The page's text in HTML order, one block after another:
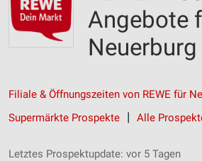
Angebote
Neuerburg
Filiale & Öffnungszeiten von REWE für
Supermärkte Prospekte
Alle
Letztes Prospektupdate: vor 5 Tagen